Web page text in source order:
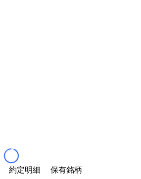
約定明細 保有銘柄